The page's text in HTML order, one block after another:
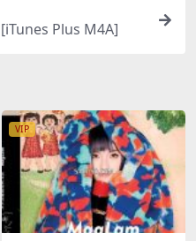
Plus M4A]
VIP